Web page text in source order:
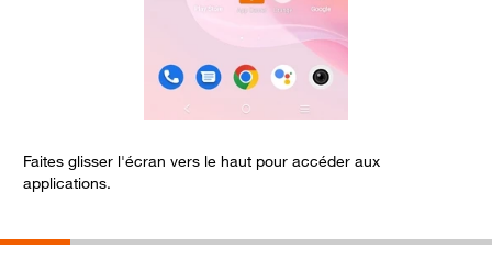
Faites glisser l'écran vers le haut pour accéder aux
applications.